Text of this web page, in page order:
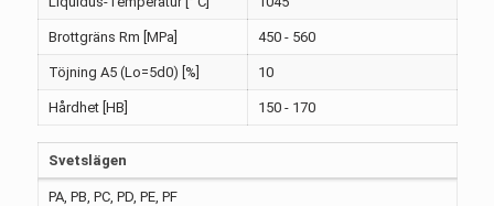
Brottgräns Rm [MPa] 450 - 560
Töjning A5 (Lo=5d0) [%] 10
Hårdhet [HB] 150 - 170
Svetslägen
PA, PB, PC, PD, PE, PF